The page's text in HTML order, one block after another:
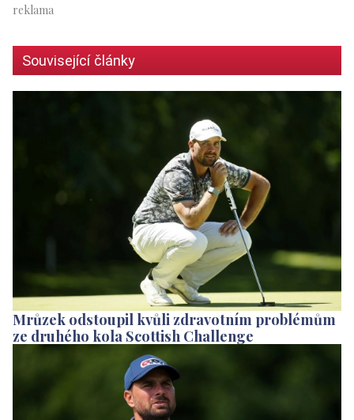
Související články
Mrůzek odstoupil kvůli zdravotním problémům
ze druhého kola Scottish Challenge